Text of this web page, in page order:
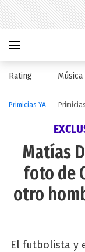
Rating Música
Primicias YA
Matías
foto de
otro
El futbolista y